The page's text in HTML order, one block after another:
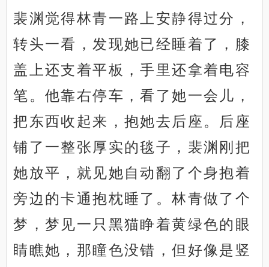
裴渊觉得林青一路上安静得过分，
转头一看，发现她已经睡着了，膝
盖上还支着平板，手里还拿着电容
笔。他靠右停车，看了她一会儿，
把东西收起来，抱她去后座。后座
铺了一整张厚实的毯子，裴渊刚把
她放平，就见她自动翻了个身抱着
旁边的卡通抱枕睡了。林青做了个
梦，梦见一只黑猫睁着黄绿色的眼
睛瞧她，那瞳色没错，但好像是竖